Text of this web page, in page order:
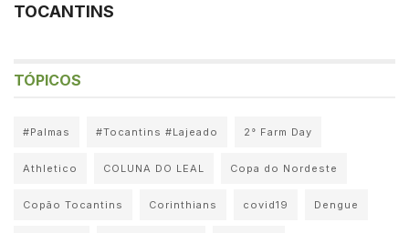
TOCANTINS
TÓPICOS
#Palmas #Tocantins #Lajeado 2° Farm Day
Athletico COLUNA DO LEAL Copa do Nordeste
Copão Tocantins Corinthians covid19 Dengue